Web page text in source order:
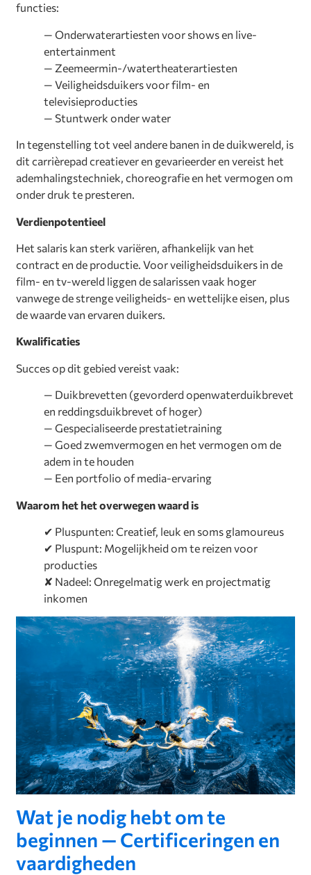
functies:
— Onderwaterartiesten voor shows en live-
entertainment
— Zeemeermin-/watertheaterartiesten
— Veiligheidsduikers voor film- en
televisieproducties
— Stuntwerk onder water
In tegenstelling tot veel andere banen in de duikwereld, is
dit carrièrepad creatiever en gevarieerder en vereist het
ademhalingstechniek, choreografie en het vermogen om
onder druk te presteren.
Verdienpotentieel
Het salaris kan sterk variëren, afhankelijk van het
contract en de productie. Voor veiligheidsduikers in de
film- en tv-wereld liggen de salarissen vaak hoger
vanwege de strenge veiligheids- en wettelijke eisen, plus
de waarde van ervaren duikers.
Kwalificaties
Succes op dit gebied vereist vaak:
— Duikbrevetten (gevorderd openwaterduikbrevet
en reddingsduikbrevet of hoger)
— Gespecialiseerde prestatietraining
— Goed zwemvermogen en het vermogen om de
adem in te houden
— Een portfolio of media-ervaring
Waarom het het overwegen waard is
✔ Pluspunten: Creatief, leuk en soms glamoureus
✔ Pluspunt: Mogelijkheid om te reizen voor
producties
✘ Nadeel: Onregelmatig werk en projectmatig
inkomen
Wat je nodig hebt om te
beginnen — Certificeringen en
vaardigheden